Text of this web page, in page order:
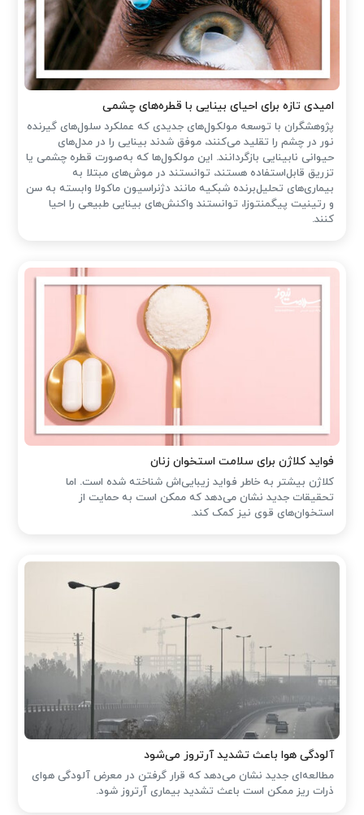
امیدی تازه برای احیای بینایی با قطره‌های چشمی
پژوهشگران با توسعه مولکول‌های جدیدی که عملکرد سلول‌های گیرنده
نور در چشم را تقلید می‌کنند، موفق شدند بینایی را در مدل‌های
حیوانی نابینایی بازگردانند. این مولکول‌ها که به‌صورت قطره چشمی یا
تزریق قابل‌استفاده هستند، توانستند در موش‌های مبتلا به
بیماری‌های تحلیل‌برنده شبکیه مانند دژنراسیون ماکولا وابسته به سن
و رتینیت پیگمنتوزا، توانستند واکنش‌های بینایی طبیعی را احیا
کنند.
فواید کلاژن برای سلامت استخوان زنان
کلاژن بیشتر به خاطر فواید زیبایی‌اش شناخته شده است. اما
تحقیقات جدید نشان می‌دهد که ممکن است به حمایت از
استخوان‌های قوی نیز کمک کند.
آلودگی هوا باعث تشدید آرتروز می‌شود
مطالعه‌ای جدید نشان می‌دهد که قرار گرفتن در معرض آلودگی هوای
ذرات ریز ممکن است باعث تشدید بیماری آرتروز شود.